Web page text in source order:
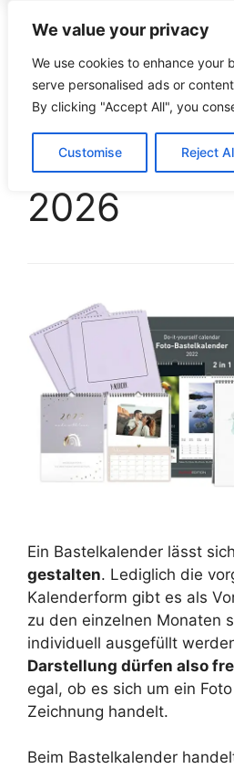
We value your privacy
We use cookies to enhance your
serve personalised ads or
By clicking "Accept All", you
Customise Reject
croco-
2026
Ein Bastelkalender lässt sich
gestalten. Lediglich die
Kalenderform gibt es als
zu den einzelnen Monaten
individuell ausgefüllt
Darstellung dürfen also
egal, ob es sich um ein
Zeichnung handelt.
Beim Bastelkalender